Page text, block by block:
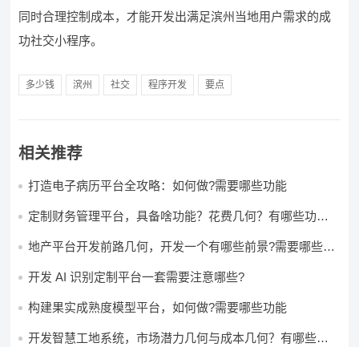
同时合理控制成本，才能开发出满足滨州当地用户需求的成
功社交小程序。
多少钱 滨州 社交 程序开发 要点
相关推荐
打造电子病历平台全攻略：如何做?需要哪些功能
定制财务管理平台，具备啥功能？花费几何？有哪些功能?
地产平台开发前路几何，开发一个有哪些前景?需要哪些费
开发 AI 识别定制平台一套需要注意哪些?
构建果实成熟度模型平台，如何做?需要哪些功能
开发智慧工地系统，市场潜力几何与成本几何？有哪些前